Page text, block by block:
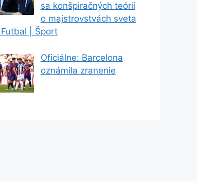
sa konšpiračných teórií
o majstrovstvách sveta
| Futbal | Šport
Oficiálne: Barcelona
oznámila zranenie